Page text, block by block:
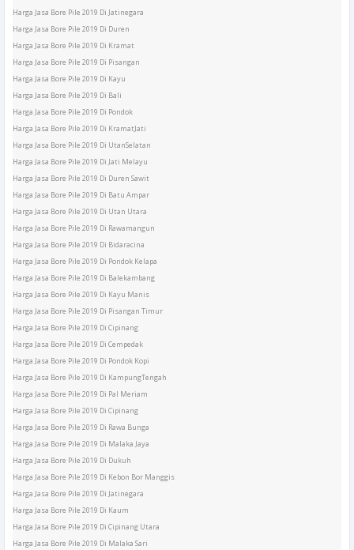
Harga Jasa Bore Pile 2019 Di Jatinegara
Harga Jasa Bore Pile 2019 Di Duren
Harga Jasa Bore Pile 2019 Di Kramat
Harga Jasa Bore Pile 2019 Di Pisangan
Harga Jasa Bore Pile 2019 Di Kayu
Harga Jasa Bore Pile 2019 Di Bali
Harga Jasa Bore Pile 2019 Di Pondok
Harga Jasa Bore Pile 2019 Di KramatJati
Harga Jasa Bore Pile 2019 Di UtanSelatan
Harga Jasa Bore Pile 2019 Di Jati Melayu
Harga Jasa Bore Pile 2019 Di Duren Sawit
Harga Jasa Bore Pile 2019 Di Batu Ampar
Harga Jasa Bore Pile 2019 Di Utan Utara
Harga Jasa Bore Pile 2019 Di Rawamangun
Harga Jasa Bore Pile 2019 Di Bidaracina
Harga Jasa Bore Pile 2019 Di Pondok Kelapa
Harga Jasa Bore Pile 2019 Di Balekambang
Harga Jasa Bore Pile 2019 Di Kayu Manis
Harga Jasa Bore Pile 2019 Di Pisangan Timur
Harga Jasa Bore Pile 2019 Di Cipinang
Harga Jasa Bore Pile 2019 Di Cempedak
Harga Jasa Bore Pile 2019 Di Pondok Kopi
Harga Jasa Bore Pile 2019 Di KampungTengah
Harga Jasa Bore Pile 2019 Di Pal Meriam
Harga Jasa Bore Pile 2019 Di Cipinang
Harga Jasa Bore Pile 2019 Di Rawa Bunga
Harga Jasa Bore Pile 2019 Di Malaka Jaya
Harga Jasa Bore Pile 2019 Di Dukuh
Harga Jasa Bore Pile 2019 Di Kebon Bor Manggis
Harga Jasa Bore Pile 2019 Di Jatinegara
Harga Jasa Bore Pile 2019 Di Kaum
Harga Jasa Bore Pile 2019 Di Cipinang Utara
Harga Jasa Bore Pile 2019 Di Malaka Sari